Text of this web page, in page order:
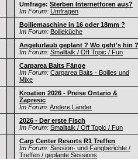
Umfrage: Sterben Internetforen aus?
Im Forum: Umfragen
Boiliemaschine in 16 oder 18mm ?
Im Forum: Boilieküche
Angelurlaub geplant ? Wo geht's hin ?
Im Forum: Smalltalk / Off Topic / Fun
Carparea Baits Fänge
Im Forum: Carparea Baits - Boilies und
Mixe
Kroatien 2026 - Preise Ontario &
Zapresic
Im Forum:Andere Länder
2026 - Der erste Fisch
Im Forum: Smalltalk / Off Topic / Fun
Carp Center Resorts R1 Treffen
Im Forum: Session- und Fangberichte /
Treffen / geplante Sessions